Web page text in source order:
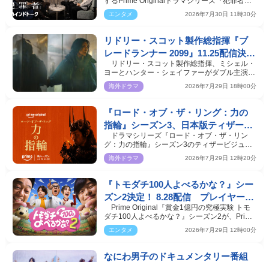
禁
より、MCにお笑…
エンタメ 2026年7月30日 11時30分
リドリー・スコット製作総指揮『ブ
レードランナー 2099』11.25配信決
定 ティザー＆場面写真解禁
リドリー・スコット製作総指揮、ミシェル・
ヨーとハンター・シェイファーがダブル主演す
るPrime Origina…
海外ドラマ 2026年7月29日 18時00分
『ロード・オブ・ザ・リング：力の
指輪』シーズン3、日本版ティザー予
告解禁 新キャラクター＆新キャス
トも一挙発表
ドラマシリーズ『ロード・オブ・ザ・リン
グ：力の指輪』シーズン3のティザービジュア
ル、日本版ティザー…
海外ドラマ 2026年7月29日 12時20分
『トモダチ100人よべるかな？』シー
ズン2決定！ 8.28配信 プレイヤーに
シソンヌ長谷川 、NEWS増田貴久、
ベッキー
Prime Original『賞金1億円の究極実験 トモ
ダチ100人よべるかな？』シーズン2が、Prime
Videoで8月28日…
エンタメ 2026年7月29日 12時00分
なにわ男子のドキュメンタリー番組